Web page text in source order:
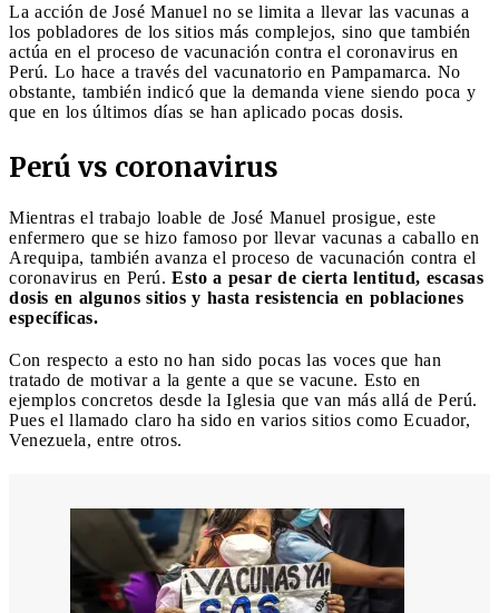
La acción de José Manuel no se limita a llevar las vacunas a
los pobladores de los sitios más complejos, sino que también
actúa en el proceso de vacunación contra el coronavirus en
Perú. Lo hace a través del vacunatorio en Pampamarca. No
obstante, también indicó que la demanda viene siendo poca y
que en los últimos días se han aplicado pocas dosis.
Perú vs coronavirus
Mientras el trabajo loable de José Manuel prosigue, este
enfermero que se hizo famoso por llevar vacunas a caballo en
Arequipa, también avanza el proceso de vacunación contra el
coronavirus en Perú. Esto a pesar de cierta lentitud, escasas
dosis en algunos sitios y hasta resistencia en poblaciones
específicas.
Con respecto a esto no han sido pocas las voces que han
tratado de motivar a la gente a que se vacune. Esto en
ejemplos concretos desde la Iglesia que van más allá de Perú.
Pues el llamado claro ha sido en varios sitios como Ecuador,
Venezuela, entre otros.